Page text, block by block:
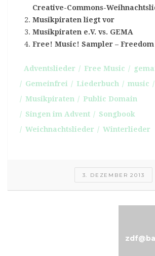
Creative-Commons-
Musikpiraten liegt vor
Musikpiraten e.V. vs. GEMA
Free! Music! Sampler –
Adventslieder Free Music
Gemeinfrei
Liederbuch music
Musikpiraten
Public Domain
Singen im Advent
Songbook
Weichnachtslieder
Winterlieder
3. DEZEMBER 2013